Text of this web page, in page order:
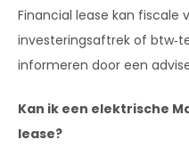
Financial lease kan fiscale
investeringsaftrek of
informeren door een
Kan ik een elektrische
lease?